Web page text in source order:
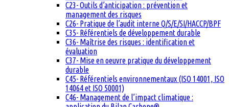
C23- Outils d’anticipation : prévention et
management des risques
C26- Pratique de l’audit interne Q/S/E/SI/HACCP/BPF
C35- Référentiels de développement durable
C36- Maîtrise des risques : identification et
évaluation
C37- Mise en oeuvre pratique du développement
durable
C45- Référentiels environnementaux (ISO 14001, ISO
14064 et ISO 50001)
C46- Management de l’impact climatique :